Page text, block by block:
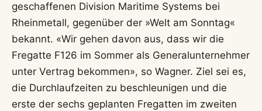
geschaffenen Division Maritime Systems bei
Rheinmetall, gegenüber der »Welt am Sonntag«
bekannt. «Wir gehen davon aus, dass wir die
Fregatte F126 im Sommer als Generalunternehmer
unter Vertrag bekommen», so Wagner. Ziel sei es,
die Durchlaufzeiten zu beschleunigen und die
erste der sechs geplanten Fregatten im zweiten